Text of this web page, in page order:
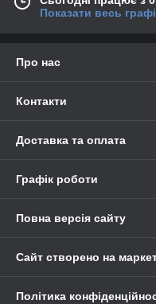
Показати весь
Про нас
Контакти
Доставка та оплата
Графік роботи
Повна версія сайту
Сайт створено на
Політика